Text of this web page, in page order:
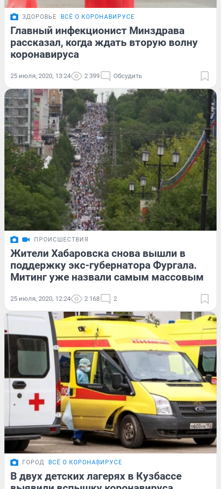
ЗДОРОВЬЕ ВСЁ О КОРОНАВИРУСЕ
Главный инфекционист Минздрава
рассказал, когда ждать вторую волну
коронавируса
25 июля, 2020, 13:24 2 399 Обсудить
ПРОИСШЕСТВИЯ
Жители Хабаровска снова вышли в
поддержку экс-губернатора Фургала.
Митинг уже назвали самым массовым
25 июля, 2020, 12:24 2 168 2
ГОРОД ВСЁ О КОРОНАВИРУСЕ
В двух детских лагерях в Кузбассе